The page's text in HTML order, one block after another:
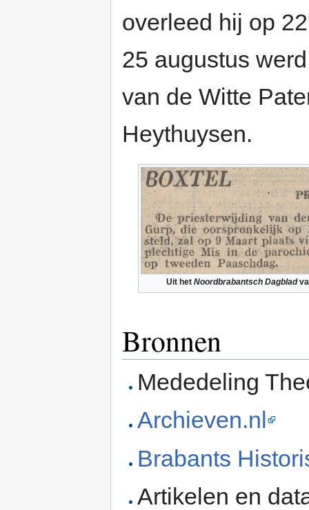
overleed hij op
25 augustus
van de Witte
Heythuysen.
Uit het Noordbrabantsch Dagblad
Bronnen
Mededeling
Archieven.nl
Brabants
Artikelen en